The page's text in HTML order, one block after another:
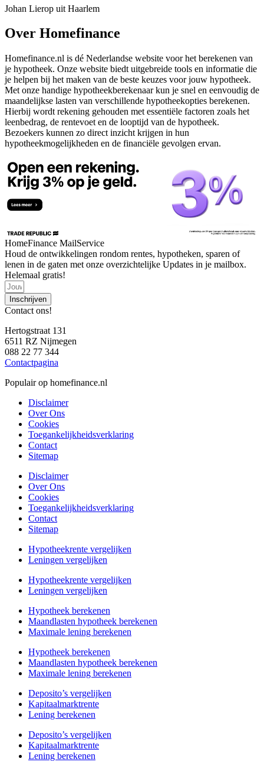
Johan Lierop uit Haarlem
Over Homefinance
Homefinance.nl is dé Nederlandse website voor het berekenen van
je hypotheek. Onze website biedt uitgebreide tools en informatie die
je helpen bij het maken van de beste keuzes voor jouw hypotheek.
Met onze handige hypotheekberekenaar kun je snel en eenvoudig de
maandelijkse lasten van verschillende hypotheekopties berekenen.
Hierbij wordt rekening gehouden met essentiële factoren zoals het
leenbedrag, de rentevoet en de looptijd van de hypotheek.
Bezoekers kunnen zo direct inzicht krijgen in hun
hypotheekmogelijkheden en de financiële gevolgen ervan.
HomeFinance MailService
Houd de ontwikkelingen rondom rentes, hypotheken, sparen of
lenen in de gaten met onze overzichtelijke Updates in je mailbox.
Helemaal gratis!
Inschrijven
Contact ons!
Hertogstraat 131
6511 RZ Nijmegen
088 22 77 344
Contactpagina
Populair op homefinance.nl
Disclaimer
Over Ons
Cookies
Toegankelijkheidsverklaring
Contact
Sitemap
Disclaimer
Over Ons
Cookies
Toegankelijkheidsverklaring
Contact
Sitemap
Hypotheekrente vergelijken
Leningen vergelijken
Hypotheekrente vergelijken
Leningen vergelijken
Hypotheek berekenen
Maandlasten hypotheek berekenen
Maximale lening berekenen
Hypotheek berekenen
Maandlasten hypotheek berekenen
Maximale lening berekenen
Deposito’s vergelijken
Kapitaalmarktrente
Lening berekenen
Deposito’s vergelijken
Kapitaalmarktrente
Lening berekenen